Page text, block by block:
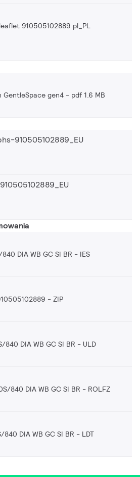
910505102889 pl_PL
gen4 pdf 1.6 MB
910505102889_EU
DIA WB GC SI BR IES
ZIP
840 DIA WB GC SI BR ULD
840 DIA WB GC SI BR ROLFZ
840 DIA WB GC SI BR LDT